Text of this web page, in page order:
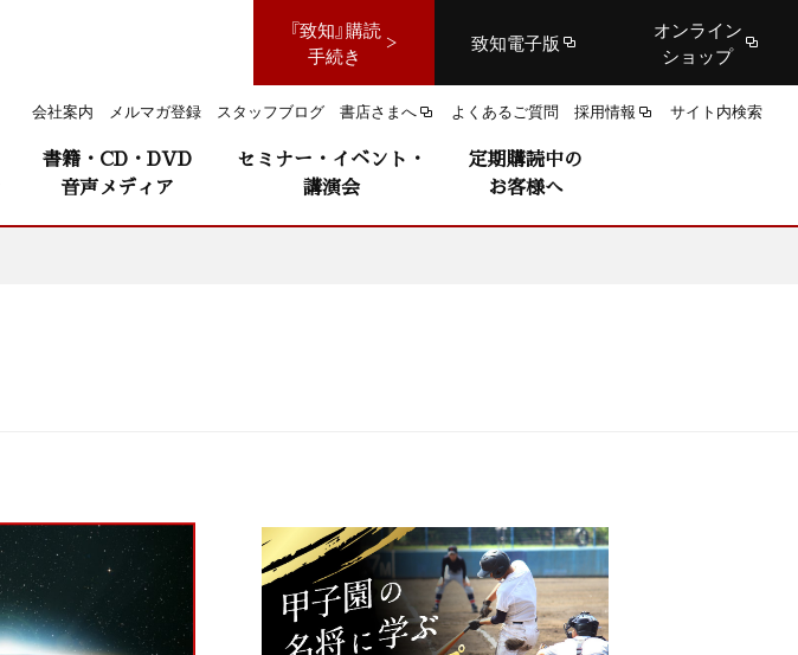
『致知』購読
手続き
致知電子版
オンライン
ショップ
会社案内 メルマガ登録 スタッフブログ 書店さまへ よくあるご質問 採用情報 サイト内検索
書籍・CD・DVD
音声メディア
セミナー・イベント・
講演会
定期購読中の
お客様へ